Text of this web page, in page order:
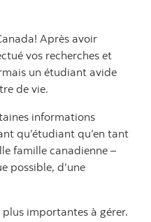
Après avoir
vos recherches et
un étudiant avide
de vie.
informations
qu’étudiant qu’en tant
famille canadienne –
possible, d’une
plus importantes à gérer.